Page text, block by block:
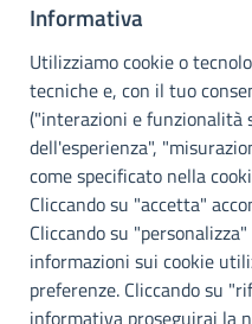
Palermo
Info e contatti
Città Metropoliitana di Palermo
Via Maqueda, 100 - 90134 -
Cod. Fisc. 80021470820
PEC:
I nostri canali
Informativa
Utilizziamo cookie o
tecniche e, con il tuo
("interazioni e funzionalità
dell'esperienza",
come specificato nella
Cliccando su "accetta"
Cliccando su
informazioni sui cookie
preferenze. Cliccando su
informativa proseguirai la